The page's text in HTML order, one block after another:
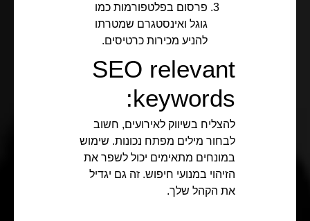
פרסום בפלטפורמות כמו
גוגל ואינסטגרם שמטרתו
להניע מכירות כרטיסים.
SEO relevant
keywords:
להצליח בשיווק לאירועים, חשוב
לבחור מילים מפתח נכונות. שימוש
במונחים מתאימים יכול לשפר את
הזיהוי במנועי חיפוש. זה גם יגדיל
את הקהל שלך.